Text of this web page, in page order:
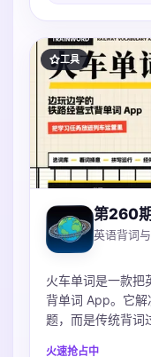
工具
第260期
英语背词
火车单词是一款把
背单词 App。它解
题，而是传统背词
火速抢占中